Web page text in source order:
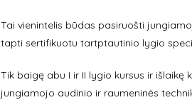
Tai vienintelis būdas pasiruošti
tapti sertifikuotu tartptautinio lygio
Tik baigę abu I ir II lygio kursus ir
jungiamojo audinio ir raumeninės